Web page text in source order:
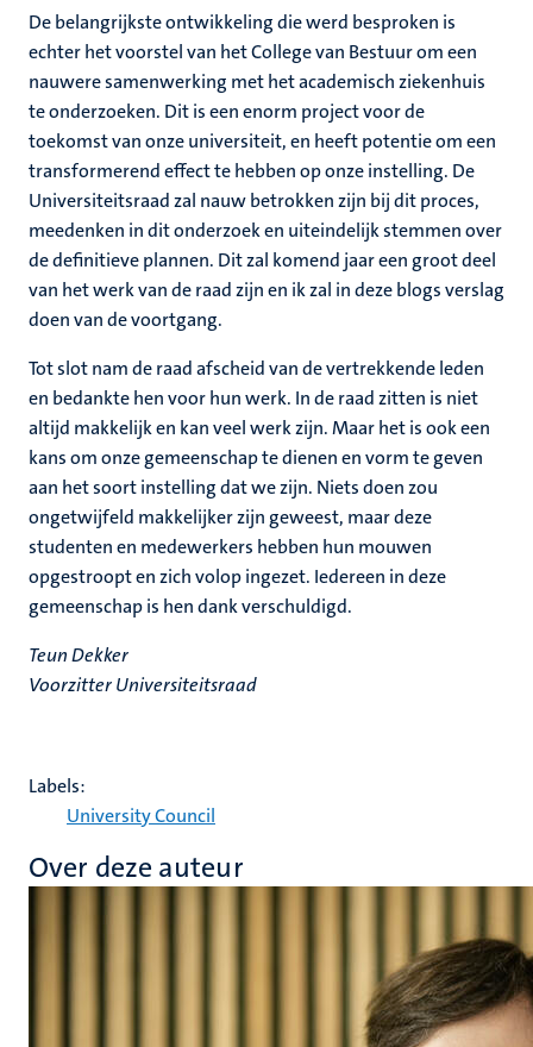
De belangrijkste ontwikkeling die werd besproken is
echter het voorstel van het College van Bestuur om een
nauwere samenwerking met het academisch ziekenhuis
te onderzoeken. Dit is een enorm project voor de
toekomst van onze universiteit, en heeft potentie om een
transformerend effect te hebben op onze instelling. De
Universiteitsraad zal nauw betrokken zijn bij dit proces,
meedenken in dit onderzoek en uiteindelijk stemmen over
de definitieve plannen. Dit zal komend jaar een groot deel
van het werk van de raad zijn en ik zal in deze blogs verslag
doen van de voortgang.
Tot slot nam de raad afscheid van de vertrekkende leden
en bedankte hen voor hun werk. In de raad zitten is niet
altijd makkelijk en kan veel werk zijn. Maar het is ook een
kans om onze gemeenschap te dienen en vorm te geven
aan het soort instelling dat we zijn. Niets doen zou
ongetwijfeld makkelijker zijn geweest, maar deze
studenten en medewerkers hebben hun mouwen
opgestroopt en zich volop ingezet. Iedereen in deze
gemeenschap is hen dank verschuldigd.
Teun Dekker
Voorzitter Universiteitsraad
Labels:
University Council
Over deze auteur